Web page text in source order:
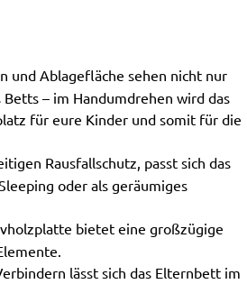
und Ablagefläche sehen nicht nur
– im Handumdrehen wird das
für eure Kinder und somit für die
Rausfallschutz, passt sich das
oder als geräumiges
bietet eine großzügige
lässt sich das Elternbett im